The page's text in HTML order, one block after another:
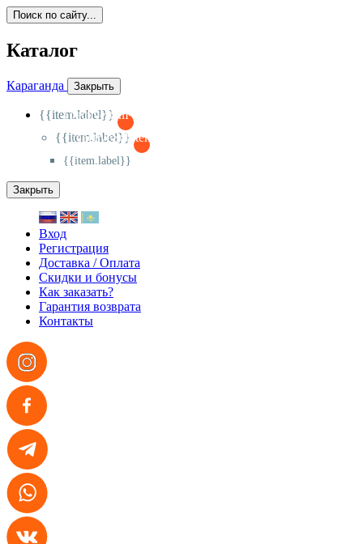
Поиск по сайту...
Каталог
Караганда Закрыть
{{item.label}}
{{activeItem==item.id?'-
{{item.label}}
{{activeSubitem==item.id?'-
{{item.label}}
Закрыть
Вход
Регистрация
Доставка / Оплата
Скидки и бонусы
Как заказать?
Гарантия возврата
Контакты